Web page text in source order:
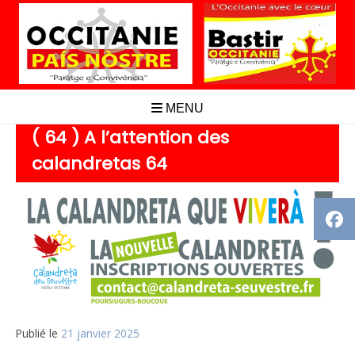
Aller
contenu
MENU
( 64 ) A l’attention des
calandretas 64
Publié le 21 janvier 2025